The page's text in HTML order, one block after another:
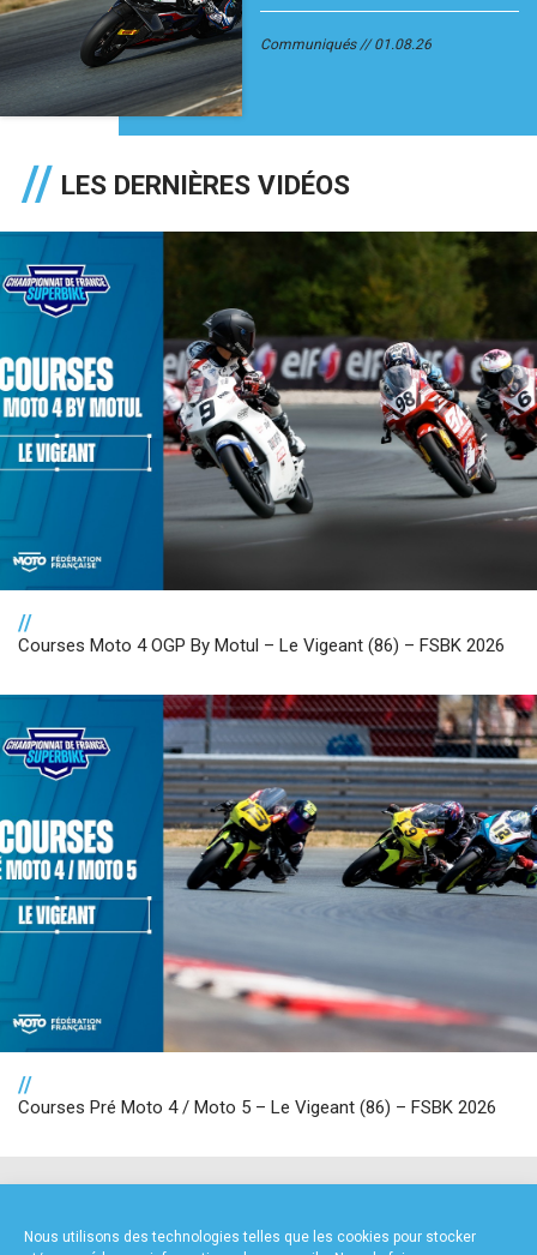
Nous utilisons des technologies telles que les cookies pour stocker
Communiqués 01.08.26
LES DERNIÈRES VIDÉOS
//
Courses Moto 4 OGP By Motul – Le Vigeant (86) – FSBK 2026
//
Courses Pré Moto 4 / Moto 5 – Le Vigeant (86) – FSBK 2026